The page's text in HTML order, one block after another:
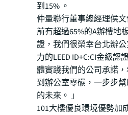
到15% 。
仲量聯行董事總經理侯
前有超過65%的A辦樓地
證，我們很榮幸台北辦
力的LEED ID+C:CI金級
體實踐我們的公司承諾
到辦公室零碳，一步步
的未來。 」
101大樓優良環境優勢加